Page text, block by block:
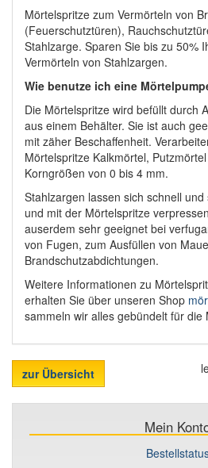
Mörtelspritze zum Vermörteln von
(Feuerschutztüren),
Stahlzarge. Sparen Sie bis zu 50%
Vermörteln von Stahlzargen.
Wie benutze ich eine
Die Mörtelspritze wird befüllt durch
aus einem Behälter. Sie ist auch
mit zäher Beschaffenheit.
Mörtelspritze Kalkmörtel,
Korngrößen von 0 bis 4 mm.
Stahlzargen lassen sich schnell
und mit der Mörtelspritze
auserdem sehr geeignet bei
von Fugen, zum Ausfüllen von
Brandschutzabdichtungen.
Weitere Informationen zu
erhalten Sie über unseren Shop
sammeln wir alles gebündelt für die
zur Übersicht
Mein